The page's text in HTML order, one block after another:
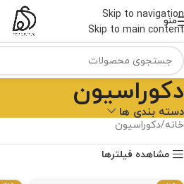
Skip to navigation
Skip to main content
منو
دکوراسیون
دسته بندی ها
خانه دکوراسیون
مشاهده فیلترها